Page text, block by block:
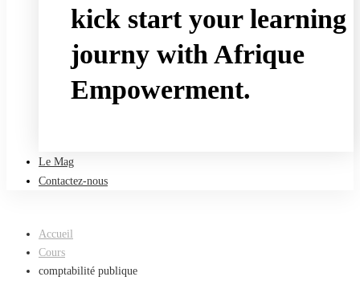
kick start your learning
journy with Afrique
Empowerment.
Le Mag
Contactez-nous
Accueil
Cours
comptabilité publique